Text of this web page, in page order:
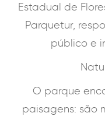
Estadual de
Parquetur,
público e
O parque
paisagens: são